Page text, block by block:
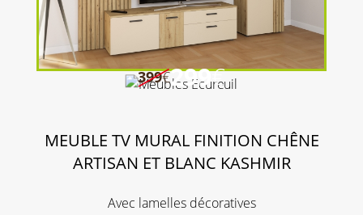
399€299€
MEUBLE TV MURAL FINITION CHÊNE
ARTISAN ET BLANC KASHMIR
Avec lamelles décoratives